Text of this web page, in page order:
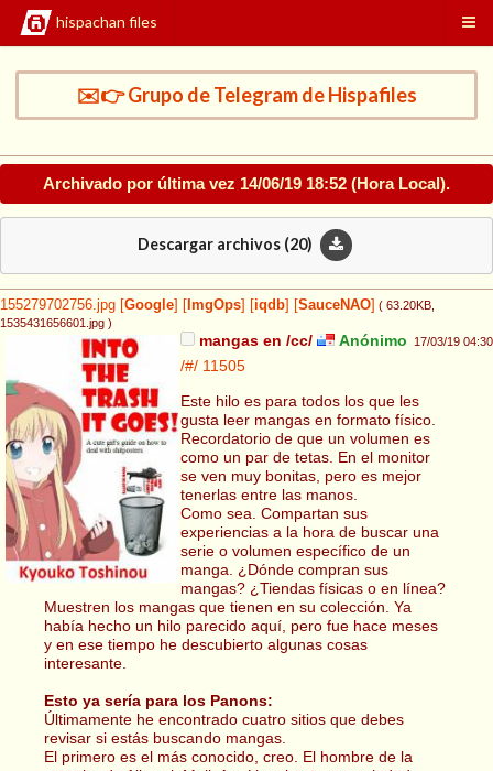
hispachan files
✉️👉 Grupo de Telegram de Hispafiles
Archivado por última vez 14/06/19 18:52 (Hora Local).
Descargar archivos (20)
155279702756.jpg Google ImgOps iqdb SauceNAO ( 63.20KB
1535431656601.jpg )
mangas en /cc/ Anónimo 17/03/19 04:30
/#/ 11505
Este hilo es para todos los que les
gusta leer mangas en formato físico.
Recordatorio de que un volumen es
como un par de tetas. En el monitor
se ven muy bonitas, pero es mejor
tenerlas entre las manos.
Como sea. Compartan sus
experiencias a la hora de buscar una
serie o volumen específico de un
manga. ¿Dónde compran sus
mangas? ¿Tiendas físicas o en línea?
Muestren los mangas que tienen en su colección. Ya
había hecho un hilo parecido aquí, pero fue hace meses
y en ese tiempo he descubierto algunas cosas
interesante.
Esto ya sería para los Panons:
Últimamente he encontrado cuatro sitios que debes
revisar si estás buscando mangas.
El primero es el más conocido, creo. El hombre de la